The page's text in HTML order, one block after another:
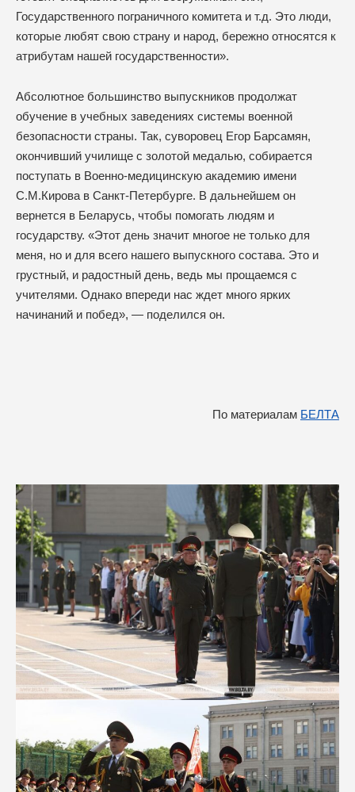
Государственного пограничного комитета и т.д. Это люди,
которые любят свою страну и народ, бережно относятся к
атрибутам нашей государственности».
Абсолютное большинство выпускников продолжат
обучение в учебных заведениях системы военной
безопасности страны. Так, суворовец Егор Барсамян,
окончивший училище с золотой медалью, собирается
поступать в Военно-медицинскую академию имени
С.М.Кирова в Санкт-Петербурге. В дальнейшем он
вернется в Беларусь, чтобы помогать людям и
государству. «Этот день значит многое не только для
меня, но и для всего нашего выпускного состава. Это и
грустный, и радостный день, ведь мы прощаемся с
учителями. Однако впереди нас ждет много ярких
начинаний и побед», — поделился он.
По материалам БЕЛТА